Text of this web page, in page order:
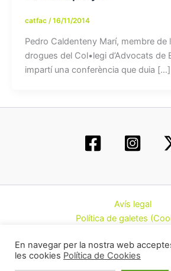
catfac /16/11/2014
Pedro Caldenteny Marí, membre de
drogues del Col•legi d’Advocats de
impartí una conferència que duia […]
Avís legal
Política de galetes
Contacte
En navegar per la nostra web
les cookies Política de Cookies